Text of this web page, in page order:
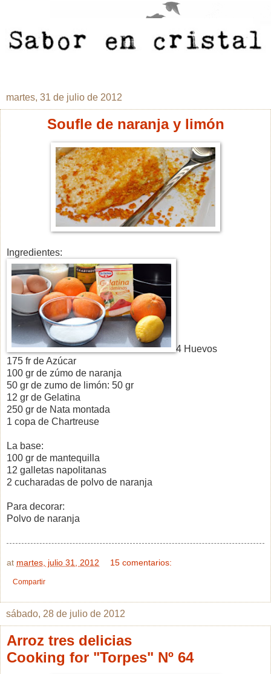
martes, 31 de julio de 2012
Soufle de naranja y limón
Ingredientes:
4 Huevos
175 fr de Azúcar
100 gr de zúmo de naranja
50 gr de zumo de limón: 50 gr
12 gr de Gelatina
250 gr de Nata montada
1 copa de Chartreuse
La base:
100 gr de mantequilla
12 galletas napolitanas
2 cucharadas de polvo de naranja
Para decorar:
Polvo de naranja
at martes, julio 31, 2012 15 comentarios:
Compartir
sábado, 28 de julio de 2012
Arroz tres delicias
Cooking for "Torpes" Nº 64